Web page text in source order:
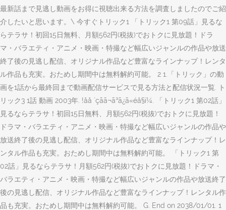
最新話まで見逃し動画をお得に視聴出来る方法を調査しましたのでご紹
介したいと思います。\ 今すぐトリック1 「トリック1 第09話」見るな
らテラサ！初回15日無料、月額562円(税抜)でおトクに見放題！ドラ
マ・バラエティ・アニメ・映画・特撮など幅広いジャンルの作品や放送
終了後の見逃し配信、オリジナル作品など豊富なラインナップ！レンタ
ル作品も充実。おためし期間中は無料解約可能。 2 1.「トリック」の動
画を1話から最終回まで動画配信サービスで見る方法と配信状況一覧. ト
リック3 1話 動画 2003年. !åå ´çãã¬ã³ã¿ã«éå§ï¼. 「トリック1 第02話」
見るならテラサ！初回15日無料、月額562円(税抜)でおトクに見放題！
ドラマ・バラエティ・アニメ・映画・特撮など幅広いジャンルの作品や
放送終了後の見逃し配信、オリジナル作品など豊富なラインナップ！レ
ンタル作品も充実。おためし期間中は無料解約可能。 「トリック1 第
02話」見るならテラサ！月額562円(税抜)でおトクに見放題！ドラマ・
バラエティ・アニメ・映画・特撮など幅広いジャンルの作品や放送終了
後の見逃し配信、オリジナル作品など豊富なラインナップ！レンタル作
品も充実。おためし期間中は無料解約可能。 G. End on 2038/01/01. 1